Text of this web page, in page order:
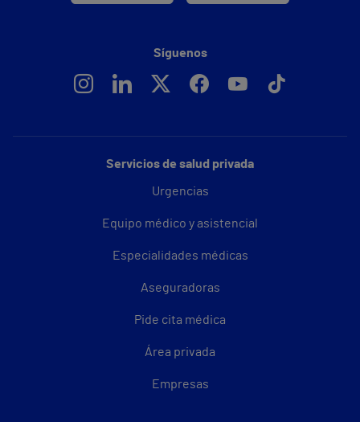
Servicios de salud privada
Urgencias
Equipo médico y asistencial
Especialidades médicas
Aseguradoras
Pide cita médica
Área privada
Empresas
Síguenos